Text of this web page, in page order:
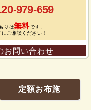
979-659
りは無料です。
にご相談ください！
お問い合わせ
定額お布施